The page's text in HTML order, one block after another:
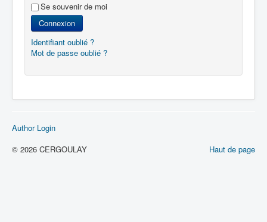
Se souvenir de moi
Connexion
Identifiant oublié ?
Mot de passe oublié ?
Author Login
Haut de page
© 2026 CERGOULAY